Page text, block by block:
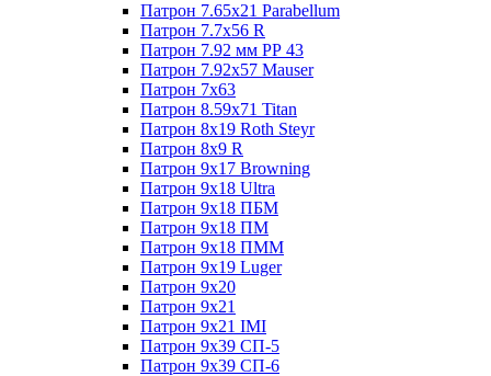
Патрон 7.65x21 Parabellum
Патрон 7.7x56 R
Патрон 7.92 мм РР 43
Патрон 7.92x57 Mauser
Патрон 7x63
Патрон 8.59x71 Titan
Патрон 8x19 Roth Steyr
Патрон 8x9 R
Патрон 9x17 Browning
Патрон 9x18 Ultra
Патрон 9x18 ПБМ
Патрон 9x18 ПМ
Патрон 9x18 ПММ
Патрон 9x19 Luger
Патрон 9x20
Патрон 9x21
Патрон 9x21 IMI
Патрон 9x39 СП-5
Патрон 9x39 СП-6